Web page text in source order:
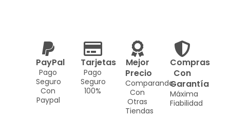
PayPal
Pago
Seguro
Con
Paypal
Tarjetas
Pago
Seguro
100%
Mejor
Precio
Comparando
Con
Otras
Tiendas
Compras
Con
Garantía
Máxima
Fiabilidad